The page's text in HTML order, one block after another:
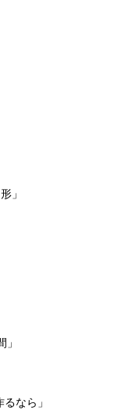
」
なら」